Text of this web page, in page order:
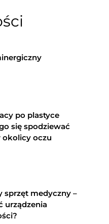
po plastyce
się spodziewać
okolicy oczu
sprzęt medyczny –
urządzenia